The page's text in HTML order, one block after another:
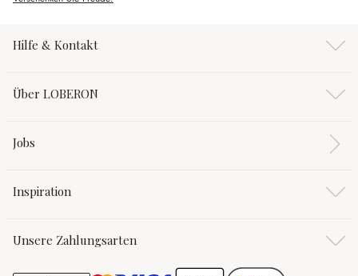
Hilfe & Kontakt
Über LOBERON
Jobs
Inspiration
Unsere Zahlungsarten